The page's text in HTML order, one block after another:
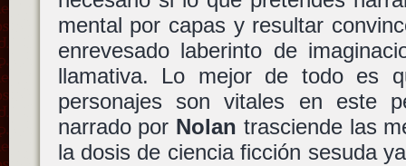
mental por capas y resultar
enrevesado laberinto de
llamativa. Lo mejor de todo es
personajes son vitales en este
narrado por Nolan trasciende las
la dosis de ciencia ficción sesuda